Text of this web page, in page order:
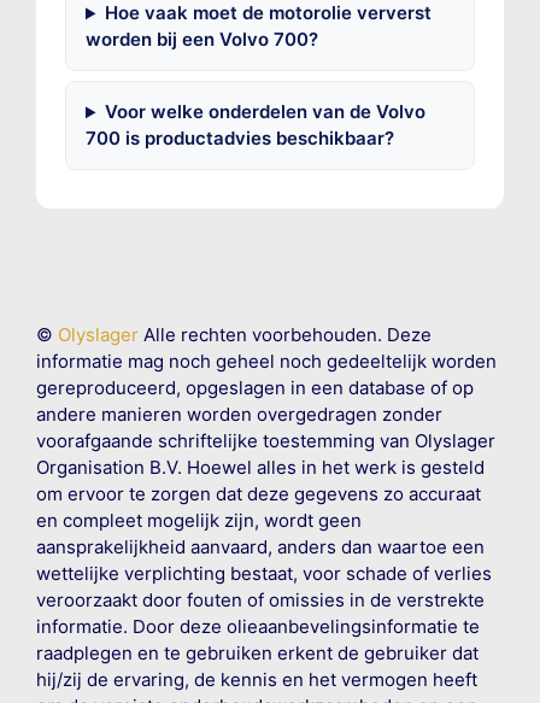
Hoe vaak moet de motorolie ververst
worden bij een Volvo 700?
Voor welke onderdelen van de Volvo
700 is productadvies beschikbaar?
© OlyslagerAlle rechten voorbehouden. Deze
informatie mag noch geheel noch gedeeltelijk worden
gereproduceerd, opgeslagen in een database of op
andere manieren worden overgedragen zonder
voorafgaande schriftelijke toestemming van Olyslager
Organisation B.V. Hoewel alles in het werk is gesteld
om ervoor te zorgen dat deze gegevens zo accuraat
en compleet mogelijk zijn, wordt geen
aansprakelijkheid aanvaard, anders dan waartoe een
wettelijke verplichting bestaat, voor schade of verlies
veroorzaakt door fouten of omissies in de verstrekte
informatie. Door deze olieaanbevelingsinformatie te
raadplegen en te gebruiken erkent de gebruiker dat
hij/zij de ervaring, de kennis en het vermogen heeft